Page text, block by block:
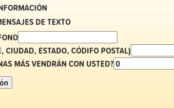
DE TEXTO
CIUDAD, ESTADO, CÓDIFO POSTAL)
MÁS VENDRÁN CON USTED?